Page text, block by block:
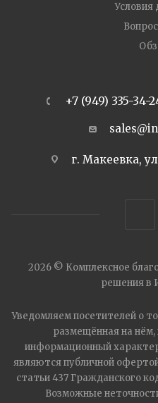
Условия
+7 (949) 335-34-
г. Макеевка,
2026 © Комплексное
решения в
Уведомляем посетителей о
размещённая на
информационный
являются публичной
статьи 437 Гражданского
Возможные